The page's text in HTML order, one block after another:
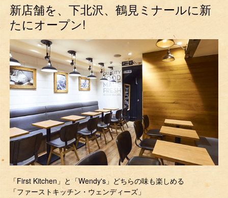
新店舗を、下北沢、鶴見ミナールに新
たにオープン!
「First Kitchen」と「Wendy's」どちらの味も楽しめる
「ファーストキッチン・ウェンディーズ」